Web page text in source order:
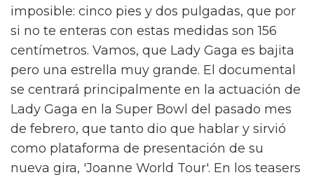
imposible: cinco pies y dos pulgadas, que por
si no te enteras con estas medidas son 156
centímetros. Vamos, que Lady Gaga es bajita
pero una estrella muy grande. El documental
se centrará principalmente en la actuación de
Lady Gaga en la Super Bowl del pasado mes
de febrero, que tanto dio que hablar y sirvió
como plataforma de presentación de su
nueva gira, 'Joanne World Tour'. En los teasers